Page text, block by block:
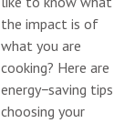
the impact is of
what you are
cooking? Here are
energy−saving
choosing your